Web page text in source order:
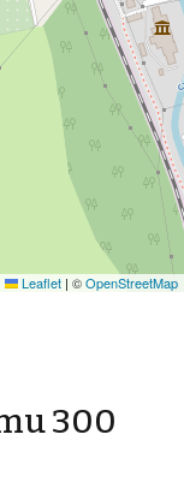
Leaflet | ©OpenStreetMap
300